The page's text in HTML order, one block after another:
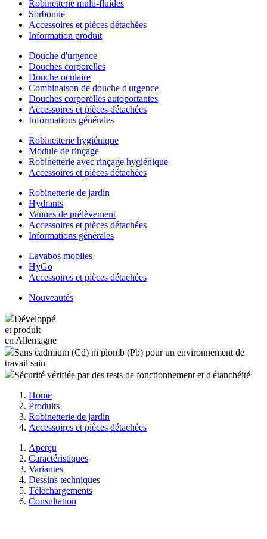
Robinetterie multi-fluides
Sorbonne
Accessoires et pièces détachées
Information produit
Douche d'urgence
Douches corporelles
Douche oculaire
Combinaison de douche d'urgence
Douches corporelles autoportantes
Accessoires et pièces détachées
Informations générales
Robinetterie hygiénique
Module de rinçage
Robinetterie avec rinçage hygiénique
Accessoires et pièces détachées
Robinetterie de jardin
Hydrants
Vannes de prélèvement
Accessoires et pièces détachées
Informations générales
Lavabos mobiles
HyGo
Accessoires et pièces détachées
Nouveautés
Développé
et produit
en Allemagne
Sans cadmium (Cd) ni plomb (Pb) pour un environnement de
travail sain
Sécurité vérifiée par des tests de fonctionnement et d'étanchéité
Home
Produits
Robinetterie de jardin
Accessoires et pièces détachées
Aperçu
Caractéristiques
Variantes
Dessins techniques
Téléchargements
Consultation